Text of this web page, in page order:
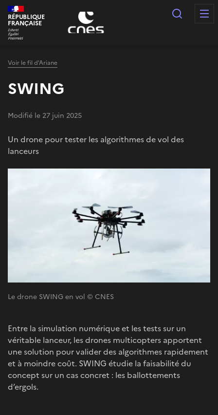
Panneau de gestion des cookies
RÉPUBLIQUE
FRANÇAISE
Voir le fil d'Ariane
SWING
Modifié le 27 juin 2025
Un drone pour tester les algorithmes de vol des
lanceurs
Le drone SWING en vol © CNES
Entre la simulation numérique et les tests sur un
véritable lanceur, les drones multicopters apportent
une solution pour valider des algorithmes rapidement
et à moindre coût. SWING étudie la faisabilité du
concept sur un cas concret : les ballottements
d’ergols.